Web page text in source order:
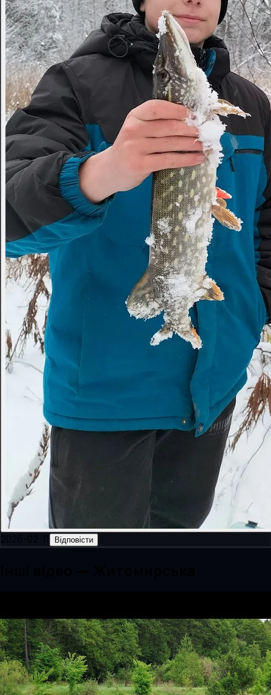
Відповісти